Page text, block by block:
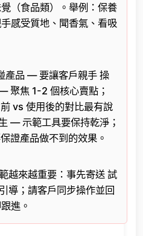
（食品類）。舉例：保養
感受質地、聞香氣、看吸
品 — 要讓客戶親手 操
焦 1-2 個核心賣點；
vs 使用後的對比最有說
— 示範工具要保持乾淨；
產品做不到的效果。
越來越重要：事先寄送 試
導；請客戶同步操作並回
進。